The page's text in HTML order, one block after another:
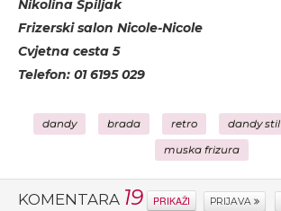
Nikolina Špiljak
Frizerski salon Nicole-Nicole
Cvjetna cesta 5
Telefon: 01 6195 029
dandy brada retro dandy stil
muska frizura
KOMENTARA 19 PRIKAŽI PRIJAVA